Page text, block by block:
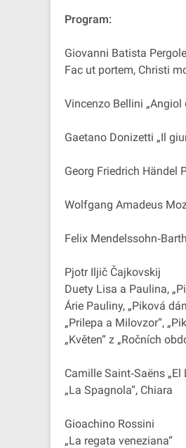
Program:
Giovanni Batista
Fac ut portem, Christi
Vincenzo Bellini „Angiol
Gaetano Donizetti „Il
Georg Friedrich Händel
Wolfgang Amadeus
Felix
Pjotr Iljič Čajkovskij
Duety Lisa a Paulina,
Árie Pauliny, „Piková
„Prilepa a Milovzor“,
„Květen“ z „Ročních
Camille Saint‐Saëns „El
„La Spagnola“, Chiara
Gioachino Rossini
„La regata veneziana“